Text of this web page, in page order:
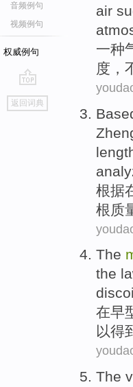
音频例句
视频例句
权威例句
go
top
返回词典
air
一种
度 ，
根据
根 质
The
the
在早
以得
The